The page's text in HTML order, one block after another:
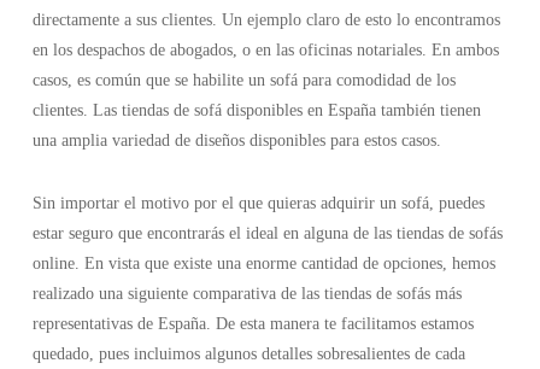
directamente a sus clientes. Un ejemplo claro de esto lo encontramos
en los despachos de abogados, o en las oficinas notariales. En ambos
casos, es común que se habilite un sofá para comodidad de los
clientes. Las tiendas de sofá disponibles en España también tienen
una amplia variedad de diseños disponibles para estos casos.
Sin importar el motivo por el que quieras adquirir un sofá, puedes
estar seguro que encontrarás el ideal en alguna de las tiendas de sofás
online. En vista que existe una enorme cantidad de opciones, hemos
realizado una siguiente comparativa de las tiendas de sofás más
representativas de España. De esta manera te facilitamos estamos
quedado, pues incluimos algunos detalles sobresalientes de cada